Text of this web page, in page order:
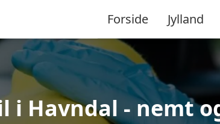
Forside Jylland
i Havndal - nemt